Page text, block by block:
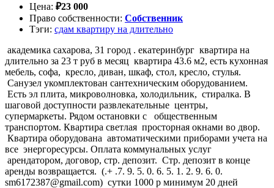
Цена: ₽23 000
Право собственности: Собственник
Тэги: сдам квартиру на длительно
академика сахарова, 31 город . екатеринбург квартира на
длительно за 23 т руб в месяц квартира 43.6 м2, есть кухонная
мебель, софа, кресло, диван, шкаф, стол, кресло, стулья.
Санузел укомплектован сантехническим оборудованием.
Есть эл плита, микроволновка, холодильник, стиралка. В
шаговой доступности развлекательные центры,
супермаркеты. Рядом остановки с общественным
транспортом. Квартира светлая просторная окнами во двор.
Квартира оборудована автоматическими приборами учета на
все энергоресурсы. Оплата коммунальных услуг
арендатором, договор, стр. депозит. Стр. депозит в конце
аренды возвращается. (.+ .7. 9. 5. 0. 6. 5. 1. 2. 9. 6. 0.
sm6172387@gmail.com) сутки 1000 р минимум 20 дней